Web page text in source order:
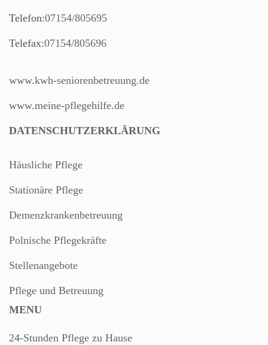
Telefon:07154/805695
Telefax:07154/805696
www.kwh-seniorenbetreuung.de
www.meine-pflegehilfe.de
DATENSCHUTZERKLÄRUNG
Häusliche Pflege
Stationäre Pflege
Demenzkrankenbetreuung
Polnische Pflegekräfte
Stellenangebote
Pflege und Betreuung
MENU
24-Stunden Pflege zu Hause